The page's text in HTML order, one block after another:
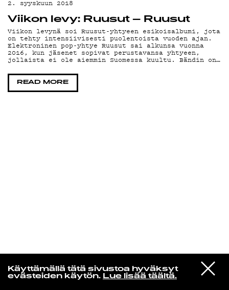
Käyttämällä tätä sivustoa hyväksyt
evästeiden käytön. Lue lisää täältä.
VIESTI
STUDIOON
Florence Adooni
Mam Pe'ela Su'ure
G LIVELAB
YSTÄVÄKLUBI
TIETOSUOJA
KIRJAUDU SISÄÄN
2. syyskuun 2018
Viikon levy: Ruusut – Ruusut
Viikon levynä soi Ruusut-yhtyeen esikoisalbumi, jota
on tehty intensiivisesti puolentoista vuoden ajan.
Elektroninen pop-yhtye Ruusut sai alkunsa vuonna
2016, kun jäsenet sopivat perustavansa yhtyeen,
jollaista ei ole aiemmin Suomessa kuultu. Bändin on…
READ MORE